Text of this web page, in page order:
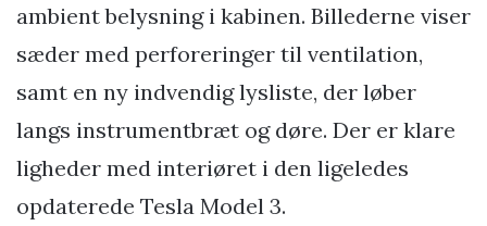
ambient belysning i kabinen. Billederne viser
sæder med perforeringer til ventilation,
samt en ny indvendig lysliste, der løber
langs instrumentbræt og døre. Der er klare
ligheder med interiøret i den ligeledes
opdaterede Tesla Model 3.